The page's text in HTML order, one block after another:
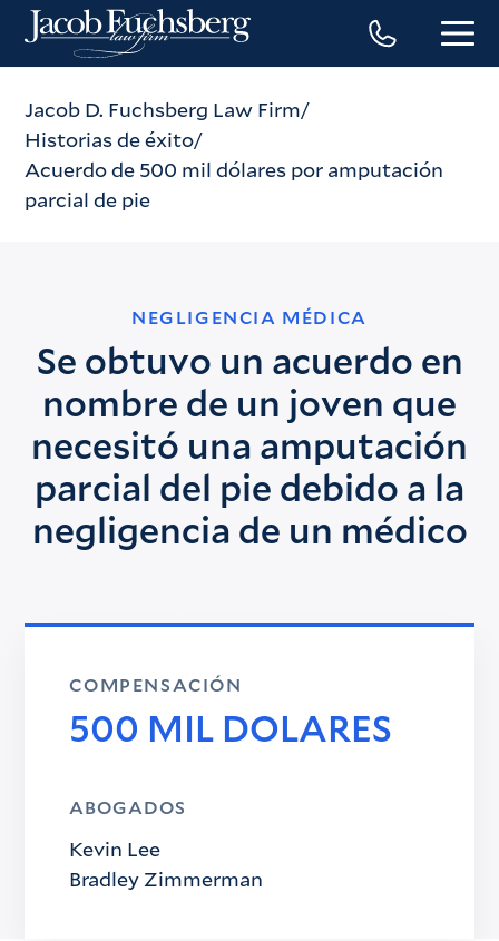
Jacob D. Fuchsberg Law Firm
Historias de éxito
Acuerdo de 500 mil dólares por amputación
parcial de pie
NEGLIGENCIA MÉDICA
Se obtuvo un acuerdo en
nombre de un joven que
necesitó una amputación
parcial del pie debido a la
negligencia de un médico
COMPENSACIÓN
500 MIL DOLARES
ABOGADOS
Kevin Lee
Bradley Zimmerman